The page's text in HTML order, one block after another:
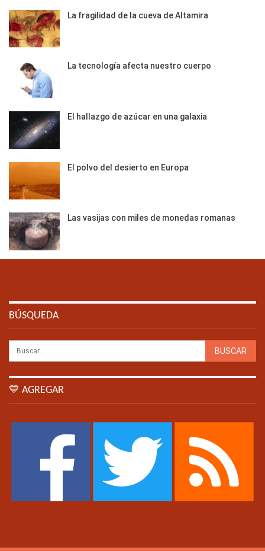
La fragilidad de la cueva de Altamira
La tecnología afecta nuestro cuerpo
El hallazgo de azúcar en una galaxia
El polvo del desierto en Europa
Las vasijas con miles de monedas romanas
BÚSQUEDA
💙 AGREGAR